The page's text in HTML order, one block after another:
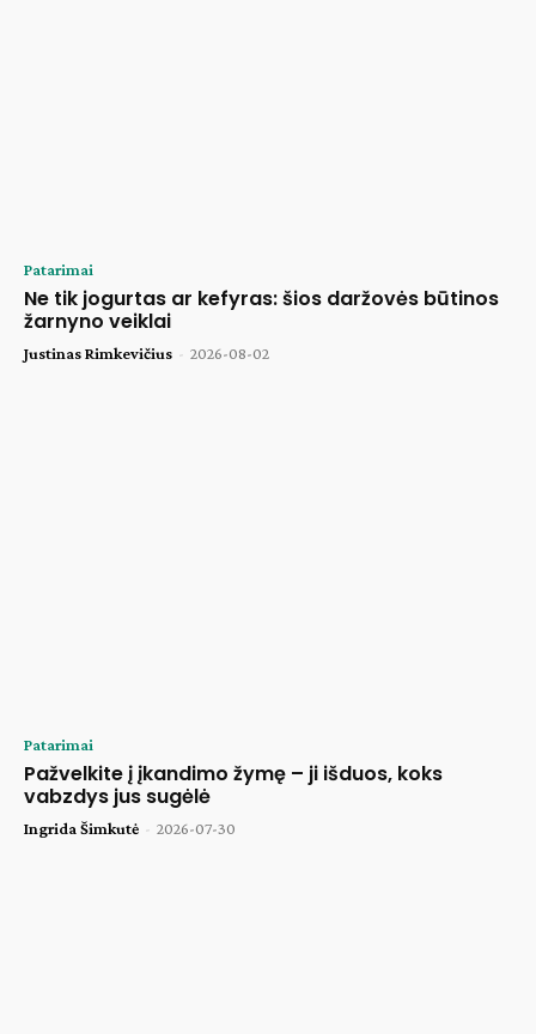
Patarimai
Ne tik jogurtas ar kefyras: šios daržovės būtinos
žarnyno veiklai
Justinas Rimkevičius - 2026-08-02
Patarimai
Pažvelkite į įkandimo žymę – ji išduos, koks
vabzdys jus sugėlė
Ingrida Šimkutė - 2026-07-30